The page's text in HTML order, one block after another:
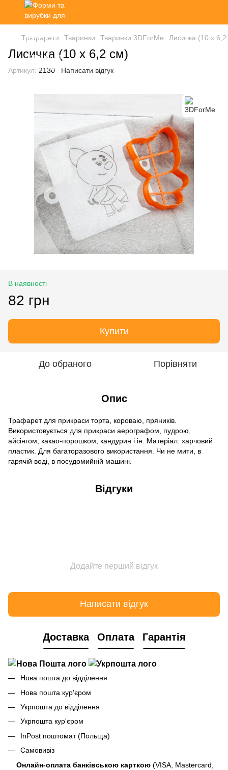
Трафарети Тваринки Тваринки 3DForMe Лисичка (10 х
Лисичка (10 х 6,2 см)
Артикул: 2130 Написати відгук
В наявності
82 грн
Купити
До обраного Порівняти
Опис
Трафарет для прикраси торта, короваю, пряників.
Використовується для прикраси аерографом, пудрою,
айсінгом, какао-порошком, кандурин і ін. Матеріал: харчовий
пластик. Для багаторазового використання. Чи не мити, в
гарячій воді, в посудомийній машині.
Відгуки
Додайте перший відгук
Написати відгук
Доставка Оплата Гарантія
Нова пошта до відділення
Нова пошта кур'єром
Укрпошта до відділення
Укрпошта кур'єром
InPost поштомат (Польща)
Самовивіз
Онлайн-оплата банківською карткою (VISA, Mastercard,